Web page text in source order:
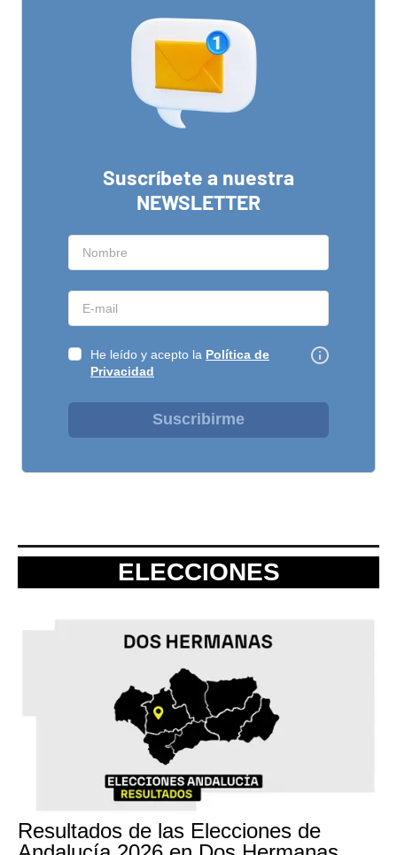
Suscríbete a nuestra
NEWSLETTER
He leído y acepto la Política de
Privacidad
Suscribirme
ELECCIONES
Resultados de las Elecciones de